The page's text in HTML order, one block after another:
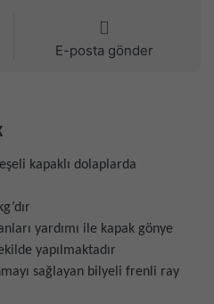
E-posta gönder
kapaklı dolaplarda
yardımı ile kapak gönye
yapılmaktadır
sağlayan bilyeli frenli ray